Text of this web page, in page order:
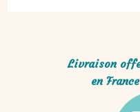
Livraison
en